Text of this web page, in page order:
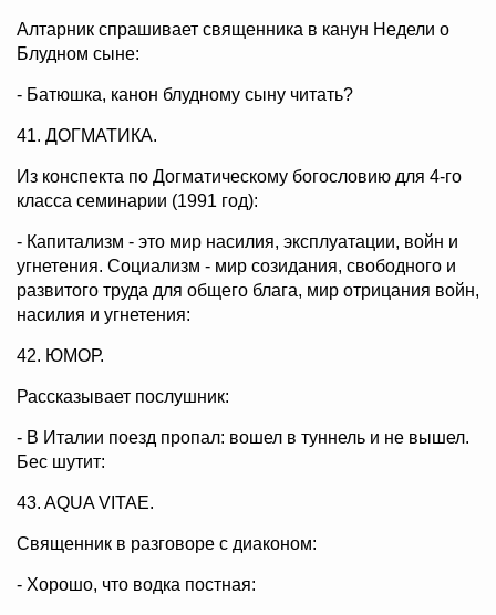
Алтарник спрашивает священника в канун Недели о
Блудном сыне:
- Батюшка, канон блудному сыну читать?
41. ДОГМАТИКА.
Из конспекта по Догматическому богословию для 4-го
класса семинарии (1991 год):
- Капитализм - это мир насилия, эксплуатации, войн и
угнетения. Социализм - мир созидания, свободного и
развитого труда для общего блага, мир отрицания войн,
насилия и угнетения:
42. ЮМОР.
Рассказывает послушник:
- В Италии поезд пропал: вошел в туннель и не вышел.
Бес шутит:
43. AQUA VITAE.
Священник в разговоре с диаконом:
- Хорошо, что водка постная: